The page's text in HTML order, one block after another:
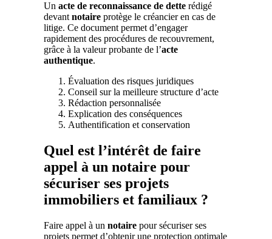
Un acte de reconnaissance de dette rédigé
devant notaire protège le créancier en cas de
litige. Ce document permet d’engager
rapidement des procédures de recouvrement,
grâce à la valeur probante de l’acte
authentique.
Évaluation des risques juridiques
Conseil sur la meilleure structure d’acte
Rédaction personnalisée
Explication des conséquences
Authentification et conservation
Quel est l’intérêt de faire
appel à un notaire pour
sécuriser ses projets
immobiliers et familiaux ?
Faire appel à un notaire pour sécuriser ses
projets permet d’obtenir une protection optimale